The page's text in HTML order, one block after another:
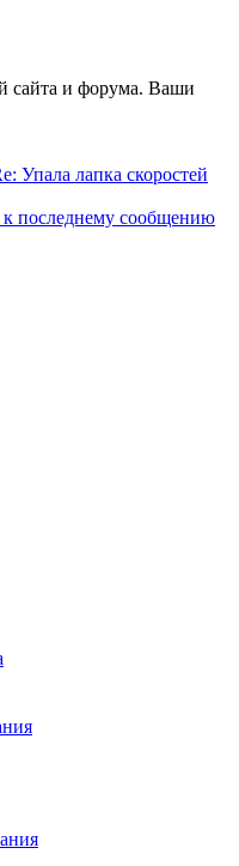
сайта и форума. Ваши
Упала лапка скоростей
последнему сообщению